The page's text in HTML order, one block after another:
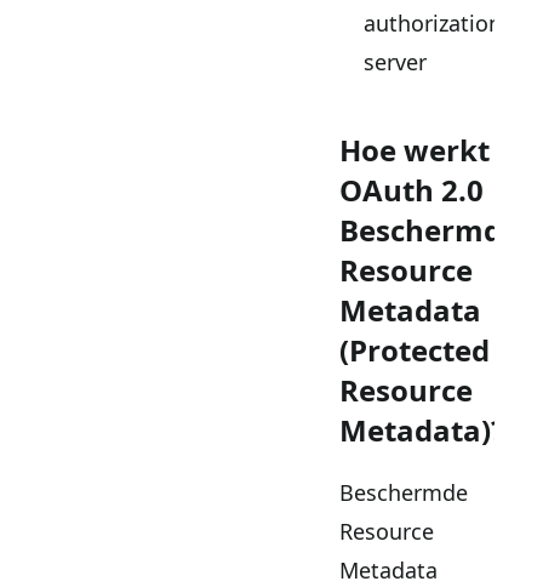
authorization
server
Hoe werkt
OAuth 2.0
Beschermde
Resource
Metadata
(Protected
Resource
Metadata)?
Beschermde
Resource
Metadata